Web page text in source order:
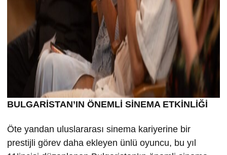
BULGARİSTAN’IN ÖNEMLİ SİNEMA ETKİNLİĞİ
Öte yandan uluslararası sinema kariyerine bir
prestijli görev daha ekleyen ünlü oyuncu, bu yıl